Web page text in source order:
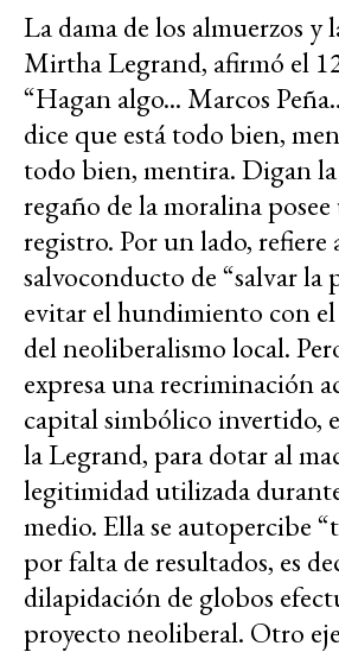
La dama de los almuerzos y
Mirtha Legrand, afirmó el
“Hagan algo... Marcos
dice que está todo bien,
todo bien, mentira. Digan la
regaño de la moralina
registro. Por un lado, refiere
salvoconducto de “salvar la
evitar el hundimiento con
del neoliberalismo local.
expresa una recriminación
capital simbólico invertido,
la Legrand, para dotar al
legitimidad utilizada
medio. Ella se autopercibe
por falta de resultados, es
dilapidación de globos
proyecto neoliberal. Otro